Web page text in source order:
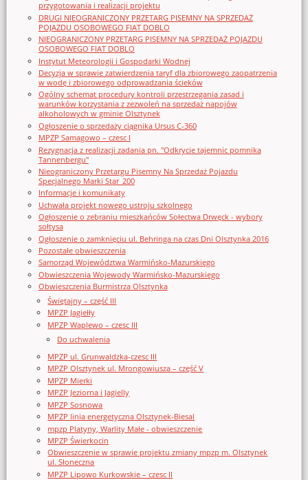
przygotowania i realizacji projektu
DRUGI NIEOGRANICZONY PRZETARG PISEMNY NA SPRZEDAŻ
POJAZDU OSOBOWEGO FIAT DOBLO
NIEOGRANICZONY PRZETARG PISEMNY NA SPRZEDAŻ POJAZDU
OSOBOWEGO FIAT DOBLO
Instytut Meteorologii i Gospodarki Wodnej
Decyzja w sprawie zatwierdzenia taryf dla zbiorowego zaopatrzenia
w wodę i zbiorowego odprowadzania ścieków
Ogólny schemat procedury kontroli przestrzegania zasad i
warunków korzystania z zezwoleń na sprzedaż napojów
alkoholowych w gminie Olsztynek
Ogłoszenie o sprzedaży ciągnika Ursus C-360
MPZP Samagowo – czesc I
Rezygnacja z realizacji zadania pn. "Odkrycie tajemnic pomnika
Tannenbergu"
Nieograniczony Przetargu Pisemny Na Sprzedaż Pojazdu
Specjalnego Marki Star_200
Informacje i komunikaty
Uchwała projekt nowego ustroju szkolnego
Ogłoszenie o zebraniu mieszkańców Sołectwa Drwęck - wybory
sołtysa
Ogłoszenie o zamknięciu ul. Behringa na czas Dni Olsztynka 2016
Pozostałe obwieszczenia
Samorząd Województwa Warmińsko-Mazurskiego
Obwieszczenia Wojewody Warmińsko-Mazurskiego
Obwieszczenia Burmistrza Olsztynka
Świętajny – część III
MPZP Jagiełły
MPZP Waplewo – czesc III
Do uchwalenia
MPZP ul. Grunwaldzka-czesc III
MPZP Olsztynek ul. Mrongowiusza – część V
MPZP Mierki
MPZP Jeziorna i Jagielly
MPZP Sosnowa
MPZP linia energetyczna Olsztynek-Biesal
mpzp Platyny, Warlity Małe - obwieszczenie
MPZP Świerkocin
Obwieszczenie w sprawie projektu zmiany mpzp m. Olsztynek
ul. Słoneczna
MPZP Lipowo Kurkowskie – czesc II